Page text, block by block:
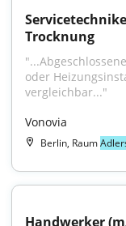
Trocknung
oder
vergleichbar..."
Vonovia
Berlin, Raum